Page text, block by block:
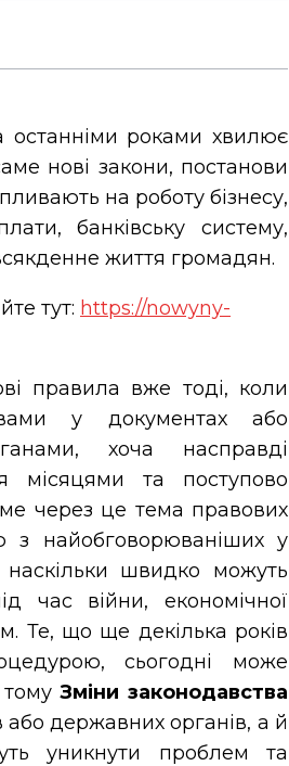
останніми роками хвилює
нові закони, постанови
на роботу бізнесу,
банківську систему,
життя громадян.
тут: https://nowyny-
правила вже тоді, коли
у документах або
хоча насправді
місяцями та поступово
через це тема правових
з найобговорюваніших у
наскільки швидко можуть
час війни, економічної
Те, що ще декілька років
сьогодні може
томуЗміни законодавства
державних органів, а й
уникнути проблем та